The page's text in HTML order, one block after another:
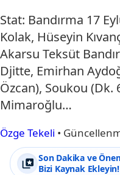
Stat: Bandırma 17
Kolak, Hüseyin
Akarsu Teksüt
Djitte, Emirhan
Özcan), Soukou (Dk.
Mimaroğlu…
Özge Tekeli •
Son Dakika ve
Bizi Kaynak Ekleyin!